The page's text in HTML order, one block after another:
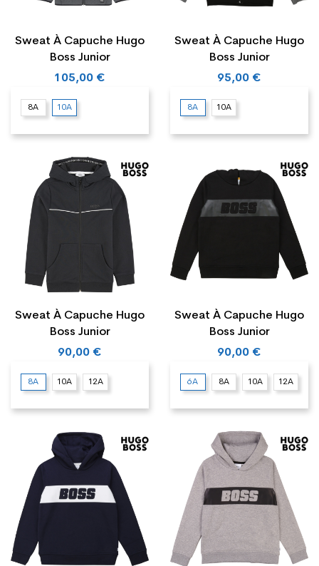
Sweat À Capuche Hugo
Boss Junior
105,00 €
8A 10A
Sweat À Capuche Hugo
Boss Junior
95,00 €
8A 10A
Sweat À Capuche Hugo
Boss Junior
90,00 €
8A 10A 12A
Sweat À Capuche Hugo
Boss Junior
90,00 €
6A 8A 10A 12A